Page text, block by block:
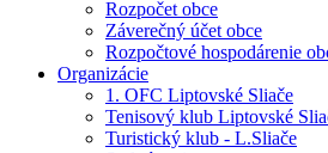
Rozpočet obce
Záverečný účet obce
Rozpočtové hospodárenie
Organizácie
1. OFC Liptovské Sliače
Tenisový klub Liptovské
Turistický klub - L.Sliače